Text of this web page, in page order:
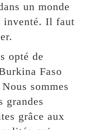
un monde
inventé. Il faut
opté de
Faso
sommes
grandes
grâce aux